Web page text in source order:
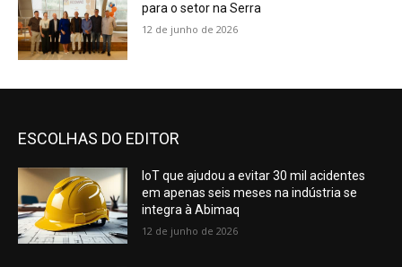
para o setor na Serra
12 de junho de 2026
ESCOLHAS DO EDITOR
IoT que ajudou a evitar 30 mil acidentes
em apenas seis meses na indústria se
integra à Abimaq
12 de junho de 2026